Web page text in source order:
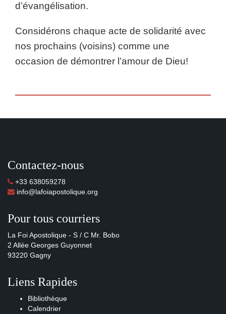
d’évangélisation.
Considérons chaque acte de solidarité avec
nos prochains (voisins) comme une
occasion de démontrer l’amour de Dieu!
Contactez-nous
+33 638059278
info@lafoiapostolique.org
Pour tous courriers
La Foi Apostolique - S / C Mr. Bobo
2 Allée Georges Guyonnet
93220 Gagny
Liens Rapides
Bibliothèque
Calendrier